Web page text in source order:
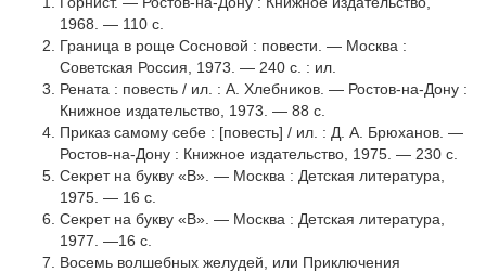
1968. — 110 с.
Граница в роще Сосновой : повести. — Москва :
Советская Россия, 1973. — 240 с. : ил.
Рената : повесть / ил. : А. Хлебников. — Ростов-на-Дону :
Книжное издательство, 1973. — 88 с.
Приказ самому себе : [повесть] / ил. : Д. А. Брюханов. —
Ростов-на-Дону : Книжное издательство, 1975. — 230 с.
Секрет на букву «В». — Москва : Детская литература,
1975. — 16 с.
Секрет на букву «В». — Москва : Детская литература,
1977. —16 с.
Восемь волшебных желудей, или Приключения